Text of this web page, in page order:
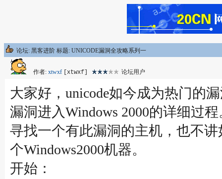
论坛: 黑客进阶 标题: UNICODE漏洞全攻略系列一
作者: xtwxf [xtwxf] 论坛用户
大家好，unicode如今成为热门的
漏洞进入Windows 2000的详细过
寻找一个有此漏洞的主机，也不
个Windows2000机器。
开始：